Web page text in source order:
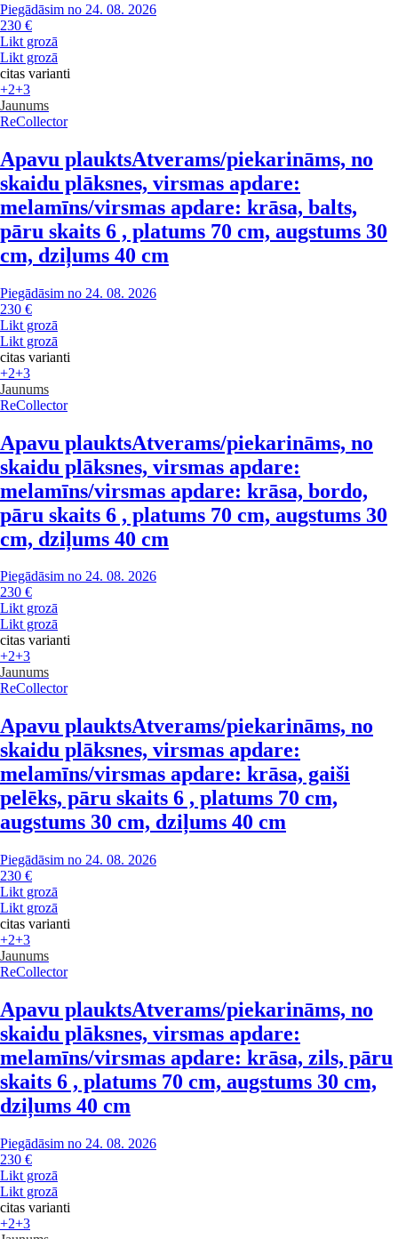
Piegādāsim no 24. 08. 2026
230 €
Likt grozā
Likt grozā
citas varianti
+2+3
Jaunums
ReCollector
Apavu plauktsAtverams/piekarināms, no
skaidu plāksnes, virsmas apdare:
melamīns/virsmas apdare: krāsa, balts,
pāru skaits 6 , platums 70 cm, augstums 30
cm, dziļums 40 cm
Piegādāsim no 24. 08. 2026
230 €
Likt grozā
Likt grozā
citas varianti
+2+3
Jaunums
ReCollector
Apavu plauktsAtverams/piekarināms, no
skaidu plāksnes, virsmas apdare:
melamīns/virsmas apdare: krāsa, bordo,
pāru skaits 6 , platums 70 cm, augstums 30
cm, dziļums 40 cm
Piegādāsim no 24. 08. 2026
230 €
Likt grozā
Likt grozā
citas varianti
+2+3
Jaunums
ReCollector
Apavu plauktsAtverams/piekarināms, no
skaidu plāksnes, virsmas apdare:
melamīns/virsmas apdare: krāsa, gaiši
pelēks, pāru skaits 6 , platums 70 cm,
augstums 30 cm, dziļums 40 cm
Piegādāsim no 24. 08. 2026
230 €
Likt grozā
Likt grozā
citas varianti
+2+3
Jaunums
ReCollector
Apavu plauktsAtverams/piekarināms, no
skaidu plāksnes, virsmas apdare:
melamīns/virsmas apdare: krāsa, zils, pāru
skaits 6 , platums 70 cm, augstums 30 cm,
dziļums 40 cm
Piegādāsim no 24. 08. 2026
230 €
Likt grozā
Likt grozā
citas varianti
+2+3